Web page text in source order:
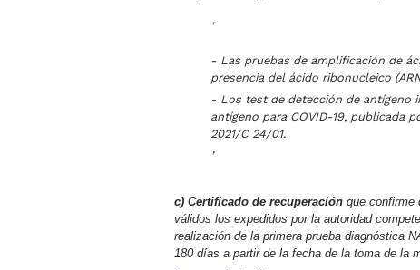
- Las pruebas de amplificación de
presencia del ácido ribonucleico
- Los test de detección de antígeno
antígeno para COVID-19, publicada
2021/C 24/01.
c) Certificado de recuperación que confirme
válidos los expedidos por la autoridad
realización de la primera prueba diagnóstica
180 días a partir de la fecha de la toma de la